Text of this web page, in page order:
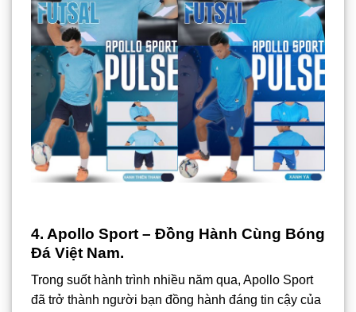
4. Apollo Sport – Đồng Hành Cùng Bóng
Đá Việt Nam.
Trong suốt hành trình nhiều năm qua, Apollo Sport
đã trở thành người bạn đồng hành đáng tin cậy của